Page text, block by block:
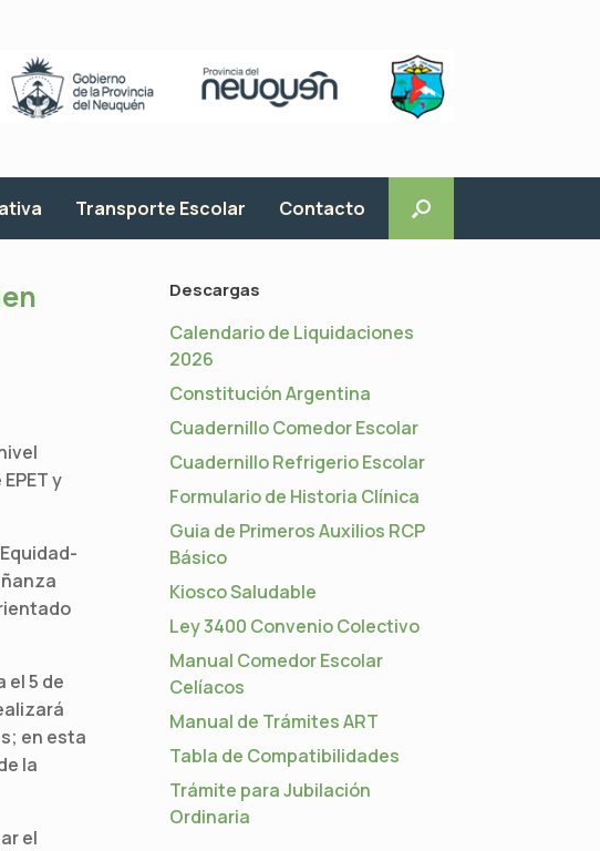
Transporte Escolar Contacto
y
el 5 de
en esta
la
el
Descargas
Calendario de Liquidaciones
2026
Constitución Argentina
Cuadernillo Comedor Escolar
Cuadernillo Refrigerio Escolar
Formulario de Historia Clínica
Guia de Primeros Auxilios RCP
Básico
Kiosco Saludable
Ley 3400 Convenio Colectivo
Manual Comedor Escolar
Celíacos
Manual de Trámites ART
Tabla de Compatibilidades
Trámite para Jubilación
Ordinaria